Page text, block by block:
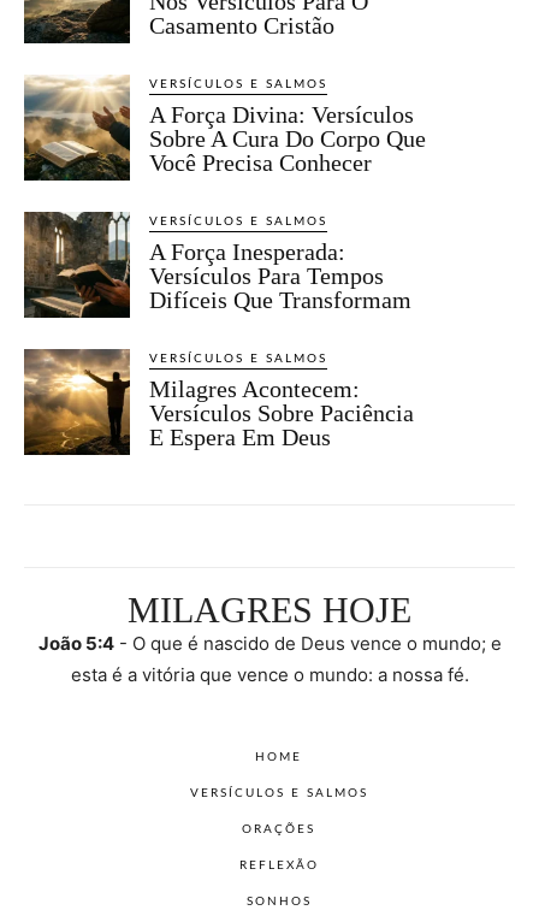
Casamento Cristão
VERSÍCULOS E SALMOS
A Força Divina: Versículos
Sobre A Cura Do Corpo Que
Você Precisa Conhecer
VERSÍCULOS E SALMOS
A Força Inesperada:
Versículos Para Tempos
Difíceis Que Transformam
VERSÍCULOS E SALMOS
Milagres Acontecem:
Versículos Sobre Paciência
E Espera Em Deus
MILAGRES HOJE
João 5:4- O que é nascido de Deus vence o mundo; e
esta é a vitória que vence o mundo: a nossa fé.
HOME
VERSÍCULOS E SALMOS
ORAÇÕES
REFLEXÃO
SONHOS